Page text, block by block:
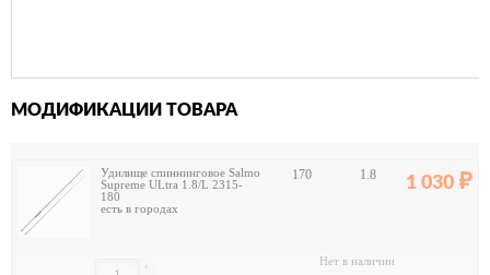
МОДИФИКАЦИИ ТОВАРА
Удилище спиннинговое Salmo
Supreme ULtra 1.8/L 2315-
180
есть в городах
170 1.8 1 030
+ Нет в наличии